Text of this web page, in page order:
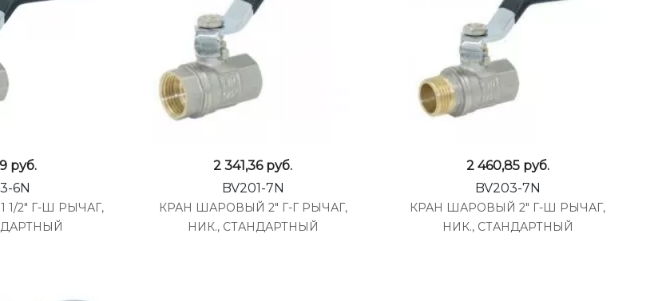
руб.
6N
2" Г-Ш РЫЧАГ,
2 341,36 руб.
BV201-7N
КРАН ШАРОВЫЙ 2" Г-Г РЫЧАГ,
НИК., СТАНДАРТНЫЙ
2 460,85 руб.
BV203-7N
КРАН ШАРОВЫЙ 2" Г-Ш РЫЧАГ,
НИК., СТАНДАРТНЫЙ